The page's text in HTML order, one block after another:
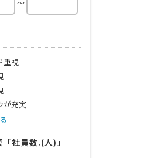
～
重視
が充実
社員数.(人)」